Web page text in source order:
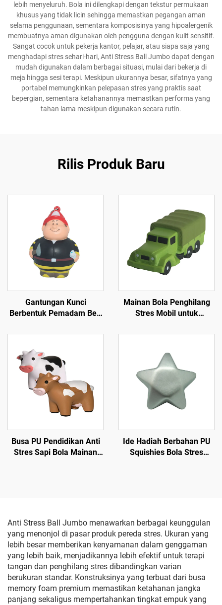
lebih menyeluruh. Bola ini dilengkapi dengan tekstur permukaan
khusus yang tidak licin sehingga memastkan pegangan aman
selama penggunaan, sementara komposisinya yang hipoalergenik
membuatnya aman digunakan oleh pengguna dengan kulit sensitif.
Sangat cocok untuk pekerja kantor, pelajar, atau siapa saja yang
menghadapi stres sehari-hari, Anti Stress Ball Jumbo dapat dengan
mudah digunakan dalam berbagai situasi, mulai dari bekerja di
meja hingga sesi terapi. Meskipun ukurannya besar, sifatnya yang
portabel memungkinkan pelepasan stres yang praktis saat
bepergian, sementara ketahanannya memastkan performa yang
tahan lama meskipun digunakan secara rutin.
Rilis Produk Baru
Gantungan Kunci
Berbentuk Pemadam Bert
Custom Mainan Bola
Mainan Bola Penghilang
Stres Mobil untuk
Bentuk Mobil Anak-anak
Busa PU Pendidikan Anti
Stres Sapi Bola Mainan
Ide Hadiah Berbahan PU
Squishies Bola Stres
Anti Stress Ball Jumbo menawarkan berbagai keunggulan
yang menonjol di pasar produk pereda stres. Ukuran yang
lebih besar memberikan kenyamanan dalam genggaman
yang lebih baik, menjadikannya lebih efektif untuk terapi
tangan dan penghilang stres dibandingkan varian
berukuran standar. Konstruksinya yang terbuat dari busa
memory foam premium memastikan ketahanan jangka
panjang sekaligus mempertahankan tingkat empuk yang